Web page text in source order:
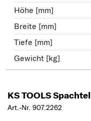
Höhe [mm]
Breite [mm]
Tiefe [mm]
Gewicht [kg]
KS TOOLS Spachtel
Art.-Nr. 907.2262